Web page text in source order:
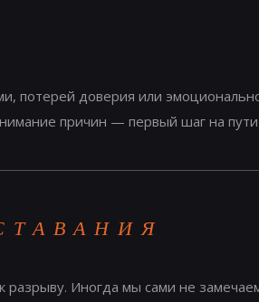
потерей доверия или
причин — первый шаг на пути
Иногда мы сами не